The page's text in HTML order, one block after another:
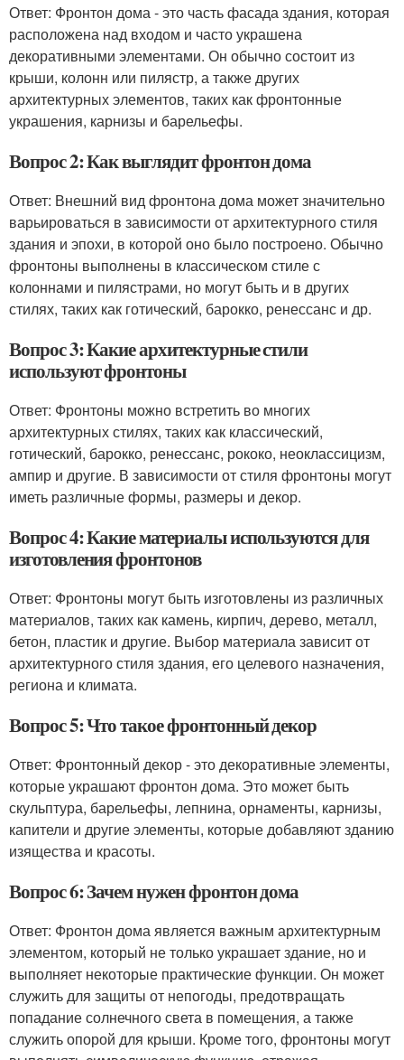
Ответ: Фронтон дома - это часть фасада здания, которая
расположена над входом и часто украшена
декоративными элементами. Он обычно состоит из
крыши, колонн или пилястр, а также других
архитектурных элементов, таких как фронтонные
украшения, карнизы и барельефы.
Вопрос 2: Как выглядит фронтон дома
Ответ: Внешний вид фронтона дома может значительно
варьироваться в зависимости от архитектурного стиля
здания и эпохи, в которой оно было построено. Обычно
фронтоны выполнены в классическом стиле с
колоннами и пилястрами, но могут быть и в других
стилях, таких как готический, барокко, ренессанс и др.
Вопрос 3: Какие архитектурные стили
используют фронтоны
Ответ: Фронтоны можно встретить во многих
архитектурных стилях, таких как классический,
готический, барокко, ренессанс, рококо, неоклассицизм,
ампир и другие. В зависимости от стиля фронтоны могут
иметь различные формы, размеры и декор.
Вопрос 4: Какие материалы используются для
изготовления фронтонов
Ответ: Фронтоны могут быть изготовлены из различных
материалов, таких как камень, кирпич, дерево, металл,
бетон, пластик и другие. Выбор материала зависит от
архитектурного стиля здания, его целевого назначения,
региона и климата.
Вопрос 5: Что такое фронтонный декор
Ответ: Фронтонный декор - это декоративные элементы,
которые украшают фронтон дома. Это может быть
скульптура, барельефы, лепнина, орнаменты, карнизы,
капители и другие элементы, которые добавляют зданию
изящества и красоты.
Вопрос 6: Зачем нужен фронтон дома
Ответ: Фронтон дома является важным архитектурным
элементом, который не только украшает здание, но и
выполняет некоторые практические функции. Он может
служить для защиты от непогоды, предотвращать
попадание солнечного света в помещения, а также
служить опорой для крыши. Кроме того, фронтоны могут